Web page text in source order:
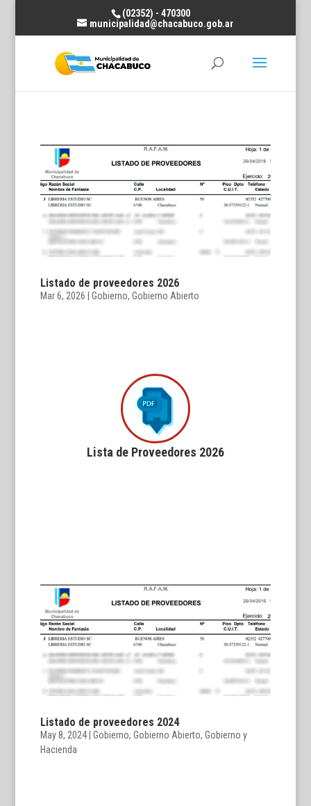
(02352) - 470300
municipalidad@chacabuco.gob.ar
Listado de proveedores 2026
Mar 6, 2026 Gobierno, Gobierno Abierto
Lista de Proveedores 2026
Listado de proveedores 2024
May 8, 2024| Gobierno, Gobierno Abierto, Gobierno y
Hacienda